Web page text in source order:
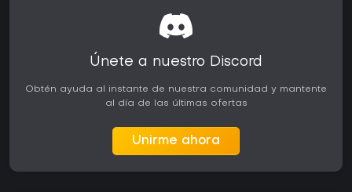
Únete a nuestro Discord
Obtén ayuda al instante de nuestra comunidad y mantente
al día de las últimas ofertas
Unirme ahora